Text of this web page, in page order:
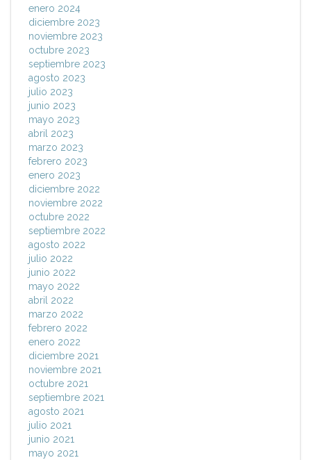
enero 2024
diciembre 2023
noviembre 2023
octubre 2023
septiembre 2023
agosto 2023
julio 2023
junio 2023
mayo 2023
abril 2023
marzo 2023
febrero 2023
enero 2023
diciembre 2022
noviembre 2022
octubre 2022
septiembre 2022
agosto 2022
julio 2022
junio 2022
mayo 2022
abril 2022
marzo 2022
febrero 2022
enero 2022
diciembre 2021
noviembre 2021
octubre 2021
septiembre 2021
agosto 2021
julio 2021
junio 2021
mayo 2021